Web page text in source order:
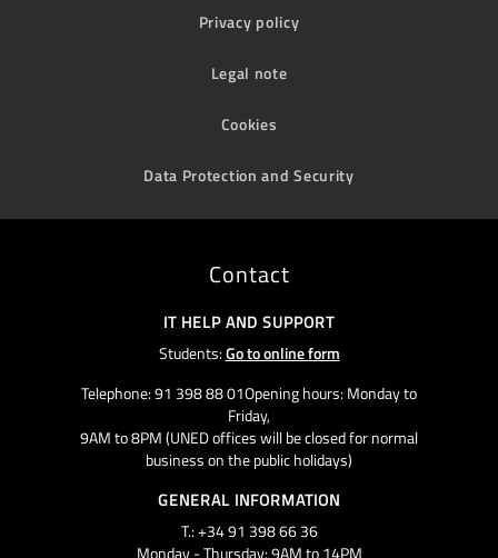
Privacy policy
Legal note
Cookies
Data Protection and Security
Contact
IT HELP AND SUPPORT
Students:Go to online form
Telephone: 91 398 88 01Opening hours: Monday to
Friday,
9AM to 8PM (UNED offices will be closed for normal
business on the public holidays)
GENERAL INFORMATION
T.: +34 91 398 66 36
Monday - Thursday: 9AM to 14PM